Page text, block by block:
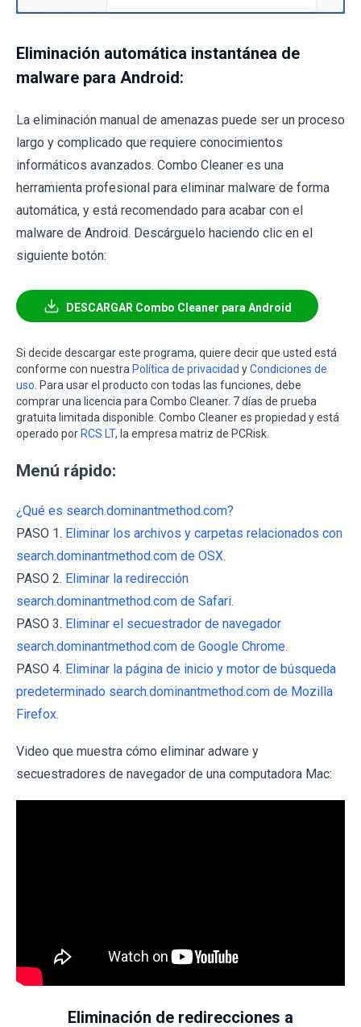
Eliminación automática instantánea de
malware para Android:
La eliminación manual de amenazas puede ser un proceso
largo y complicado que requiere conocimientos
informáticos avanzados. Combo Cleaner es una
herramienta profesional para eliminar malware de forma
automática, y está recomendado para acabar con el
malware de Android. Descárguelo haciendo clic en el
siguiente botón:
DESCARGAR Combo Cleaner para Android
Si decide descargar este programa, quiere decir que usted está
conforme con nuestra Política de privacidad yCondiciones de
uso . Para usar el producto con todas las funciones, debe
comprar una licencia para Combo Cleaner. 7 días de prueba
gratuita limitada disponible. Combo Cleaner es propiedad y está
operado por RCS LT, la empresa matriz de PCRisk.
Menú rápido:
¿Qué es search.dominantmethod.com?
PASO 1. Eliminar los archivos y carpetas relacionados con
search.dominantmethod.com de OSX.
PASO 2. Eliminar la redirección
search.dominantmethod.com de Safari.
PASO 3. Eliminar el secuestrador de navegador
search.dominantmethod.com de Google Chrome.
PASO 4. Eliminar la página de inicio y motor de búsqueda
predeterminado search.dominantmethod.com de Mozilla
Firefox.
Video que muestra cómo eliminar adware y
secuestradores de navegador de una computadora Mac:
Eliminación de redirecciones a